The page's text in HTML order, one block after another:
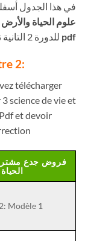
في هذا الجدول
علوم الحياة
pdf للدورة 2 التانية تخصص علوم.
:Devoir 3 Svt tronc commun semestre 2
télécharger
science de vie et
et devoir
فروض جدع
Modèle 1